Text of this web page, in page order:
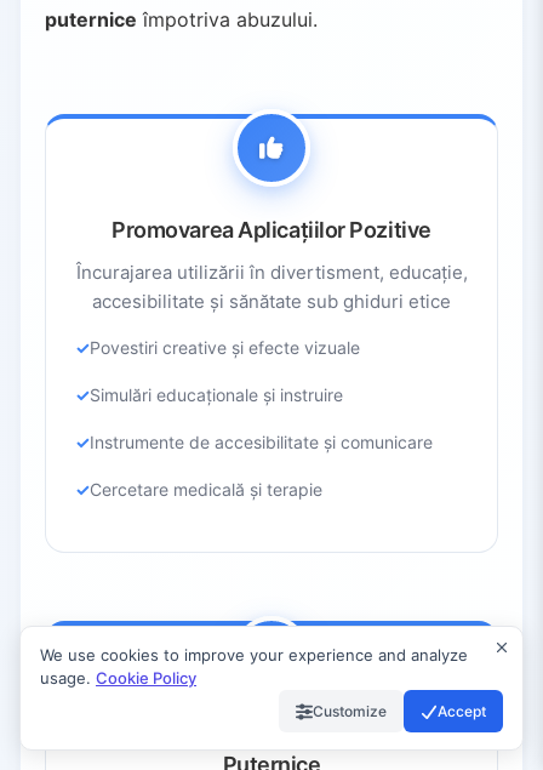
puternice împotriva abuzului.
Promovarea Aplicațiilor Pozitive
Încurajarea utilizării în divertisment, educație,
accesibilitate și sănătate sub ghiduri etice
Povestiri creative și efecte vizuale
Simulări educaționale și instruire
Instrumente de accesibilitate și comunicare
Cercetare medicală și terapie
Implementarea Măsurilor de Siguranță
Puternice
We use cookies to improve your experience and analyze
usage. Cookie Policy
Customize Accept